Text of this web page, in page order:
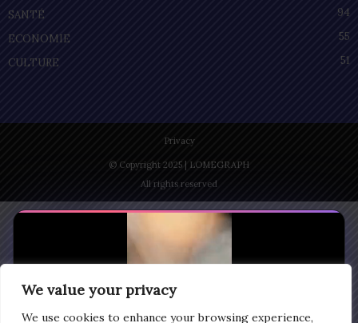
We value your privacy
We use cookies to enhance your browsing experience,
SANTÉ
94
ECONOMIE
55
CULTURE
51
Privacy
© Copyright 2025 | LOMEGRAPH
All rights reserved